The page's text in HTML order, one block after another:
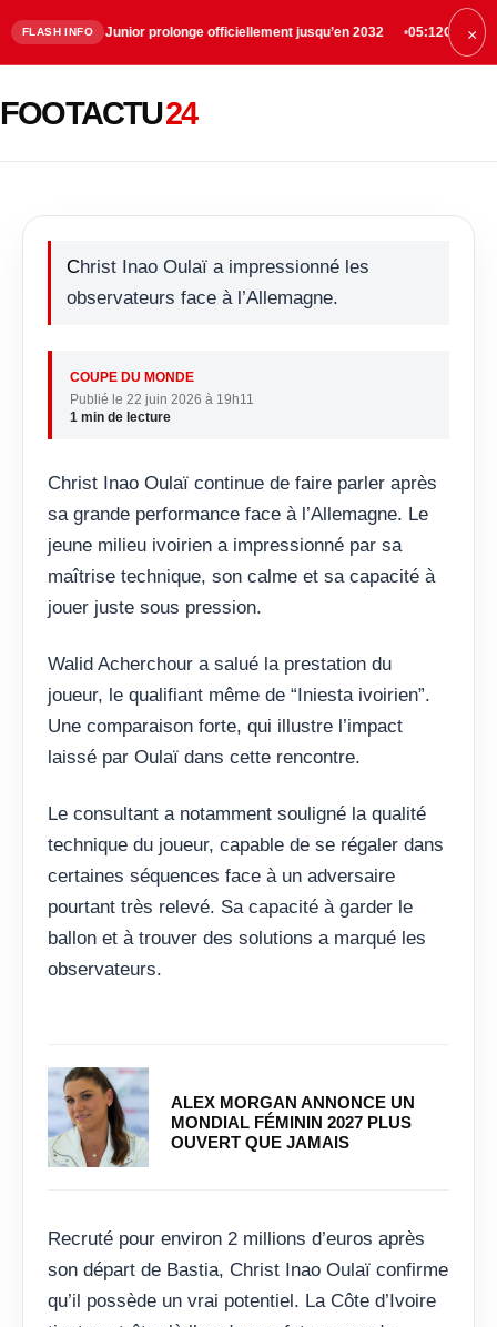
FLASH INFO
Junior prolonge officiellement jusqu’en 2032 05:12Chelsea trouve un×
FOOTACTU24
éloges après son match contre
Christ Inao Oulaï a impressionné les
observateurs face à l’Allemagne.
COUPE DU MONDE
Publié le 22 juin 2026 à 19h11
1 min de lecture
Christ Inao Oulaï continue de faire parler après
sa grande performance face à l’Allemagne. Le
jeune milieu ivoirien a impressionné par sa
maîtrise technique, son calme et sa capacité à
jouer juste sous pression.
Walid Acherchour a salué la prestation du
joueur, le qualifiant même de “Iniesta ivoirien”.
Une comparaison forte, qui illustre l’impact
laissé par Oulaï dans cette rencontre.
Le consultant a notamment souligné la qualité
technique du joueur, capable de se régaler dans
certaines séquences face à un adversaire
pourtant très relevé. Sa capacité à garder le
ballon et à trouver des solutions a marqué les
observateurs.
ALEX MORGAN ANNONCE UN
MONDIAL FÉMININ 2027 PLUS
OUVERT QUE JAMAIS
Recruté pour environ 2 millions d’euros après
son départ de Bastia, Christ Inao Oulaï confirme
qu’il possède un vrai potentiel. La Côte d’Ivoire